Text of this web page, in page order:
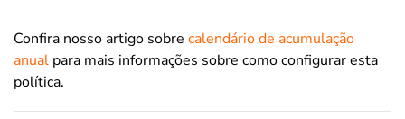
Confira nosso artigo sobre calendário de acumulação
anual para mais informações sobre como configurar esta
política.